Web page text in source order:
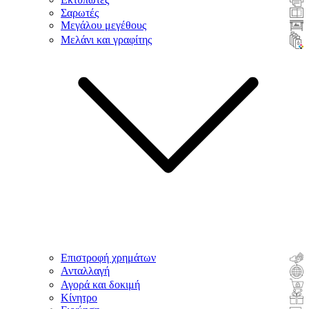
Σαρωτές
Μεγάλου μεγέθους
Μελάνι και γραφίτης
Επιστροφή χρημάτων
Ανταλλαγή
Αγορά και δοκιμή
Κίνητρο